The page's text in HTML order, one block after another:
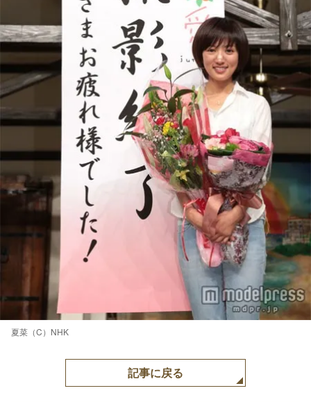
夏菜（C）NHK
記事に戻る